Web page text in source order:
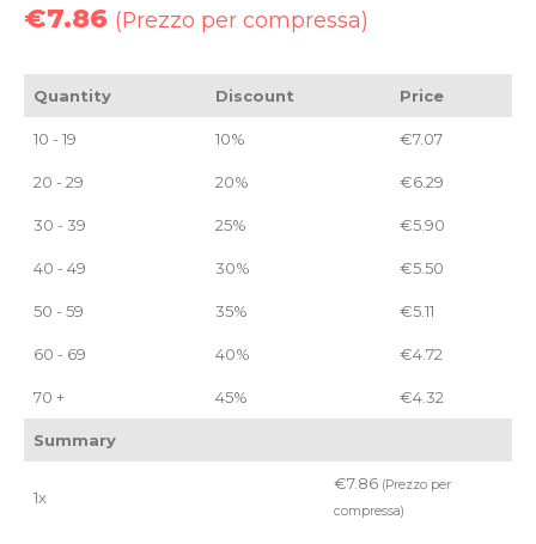
€7.86 (Prezzo per compressa)
Quantity Discount Price
10 - 19 10% €7.07
20 - 29 20% €6.29
30 - 39 25% €5.90
40 - 49 30% €5.50
50 - 59 35% €5.11
60 - 69 40% €4.72
70 + 45% €4.32
Summary
1x
€7.86 (Prezzo per
compressa)